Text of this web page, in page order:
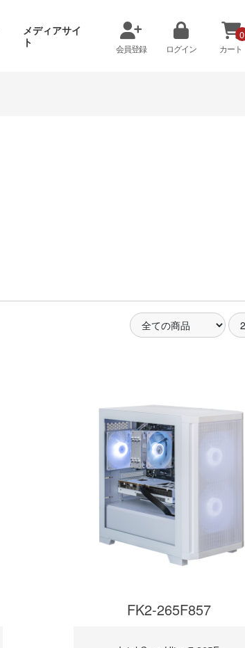
メディアサイ
ト
会員登録 ログイン
0
カート
MSI共同開発のPROJECT
ZERO 背面コネクタマザー
ボードと2.8型液晶簡易水冷
FK2-265F857